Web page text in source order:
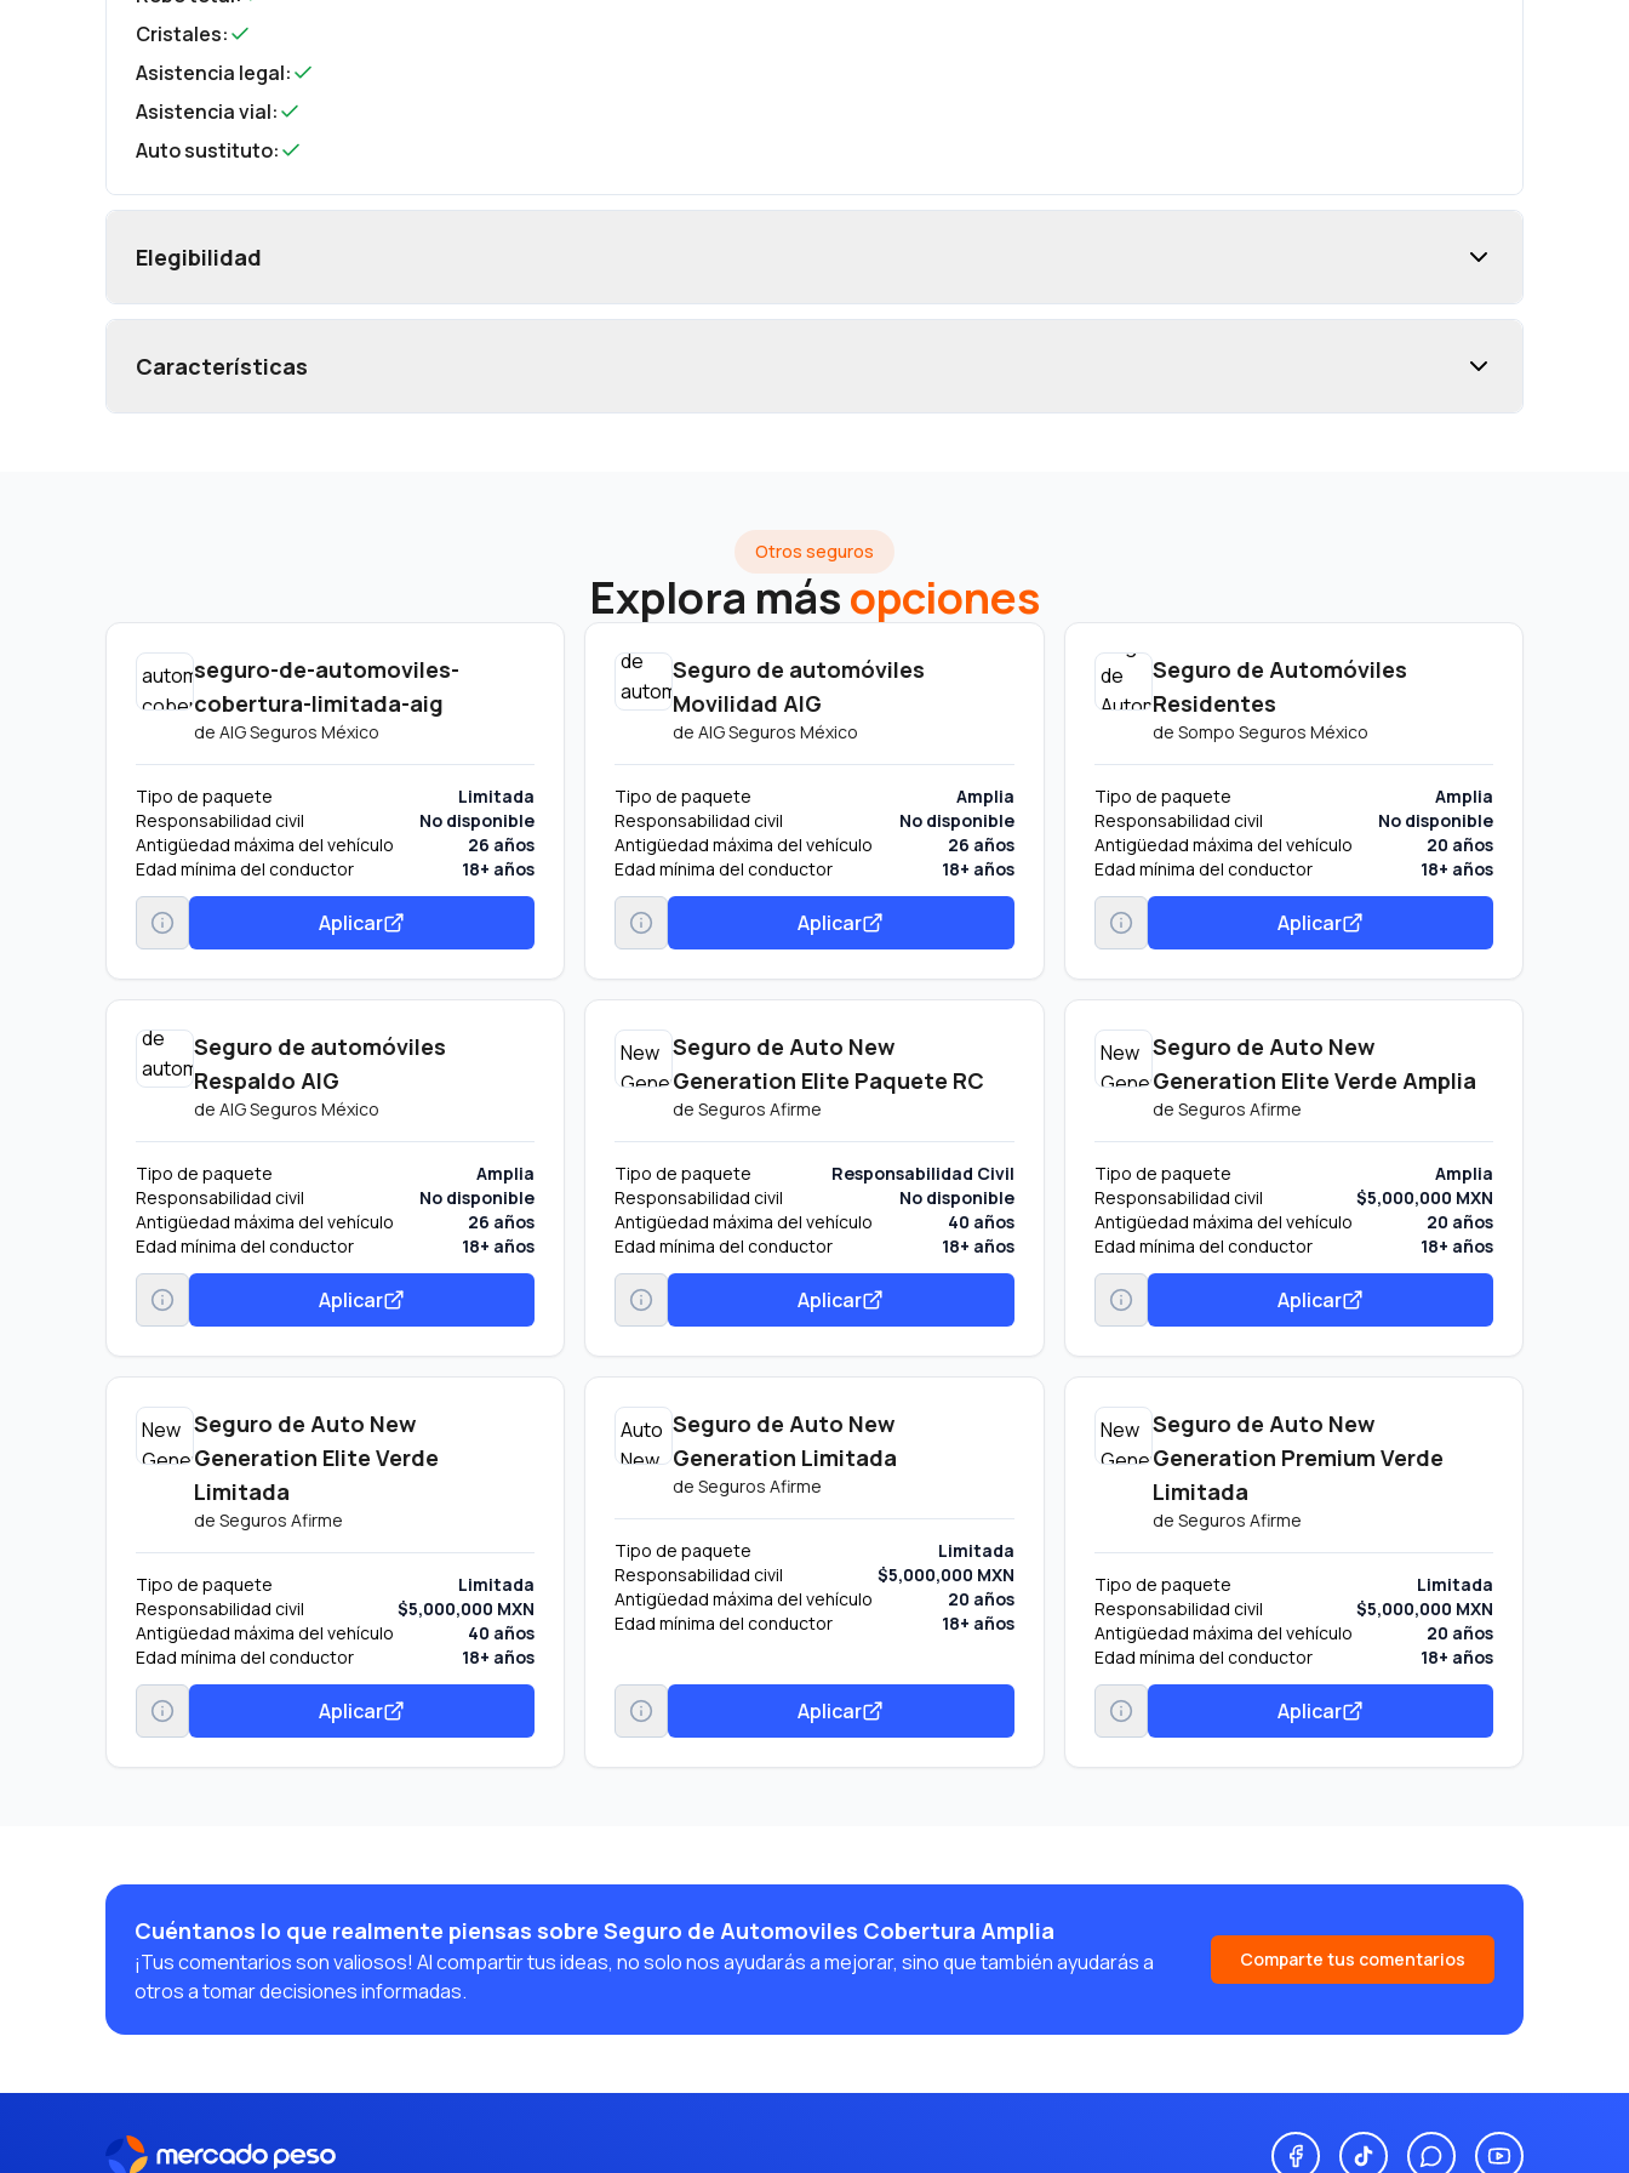
Cristales:
Asistencia legal:
Asistencia vial:
Auto sustituto:
Elegibilidad
Características
Otros seguros
Explora másopciones
seguro-de-automoviles-
cobertura-limitada-aig
de AIG Seguros México
Tipo de paquete
Limitada
Responsabilidad civil
No disponible
Antigüedad máxima del vehículo
26 años
Edad mínima del conductor
18+ años
Aplicar
Seguro de automóviles
Movilidad AIG
de AIG Seguros México
Tipo de paquete
Amplia
Responsabilidad civil
No disponible
Antigüedad máxima del vehículo
26 años
Edad mínima del conductor
18+ años
Aplicar
Seguro de Automóviles
Residentes
de Sompo Seguros México
Tipo de paquete
Amplia
Responsabilidad civil
No disponible
Antigüedad máxima del vehículo
20 años
Edad mínima del conductor
18+ años
Aplicar
Seguro de automóviles
Respaldo AIG
de AIG Seguros México
Tipo de paquete
Amplia
Responsabilidad civil
No disponible
Antigüedad máxima del vehículo
26 años
Edad mínima del conductor
18+ años
Aplicar
Seguro de Auto New
Generation Elite Paquete RC
de Seguros Afirme
Tipo de paquete
Responsabilidad Civil
Responsabilidad civil
No disponible
Antigüedad máxima del vehículo
40 años
Edad mínima del conductor
18+ años
Aplicar
Seguro de Auto New
Generation Elite Verde Amplia
de Seguros Afirme
Tipo de paquete
Amplia
Responsabilidad civil
$5,000,000 MXN
Antigüedad máxima del vehículo
20 años
Edad mínima del conductor
18+ años
Aplicar
Seguro de Auto New
Generation Elite Verde
Limitada
de Seguros Afirme
Tipo de paquete
Limitada
Responsabilidad civil
$5,000,000 MXN
Antigüedad máxima del vehículo
40 años
Edad mínima del conductor
18+ años
Aplicar
Seguro de Auto New
Generation Limitada
de Seguros Afirme
Tipo de paquete
Limitada
Responsabilidad civil
$5,000,000 MXN
Antigüedad máxima del vehículo
20 años
Edad mínima del conductor
18+ años
Aplicar
Seguro de Auto New
Generation Premium Verde
Limitada
de Seguros Afirme
Tipo de paquete
Limitada
Responsabilidad civil
$5,000,000 MXN
Antigüedad máxima del vehículo
20 años
Edad mínima del conductor
18+ años
Aplicar
Cuéntanos lo que realmente piensas sobre Seguro de Automoviles Cobertura Amplia
¡Tus comentarios son valiosos! Al compartir tus ideas, no solo nos ayudarás a mejorar, sino que también ayudarás a
otros a tomar decisiones informadas.
Comparte tus comentarios